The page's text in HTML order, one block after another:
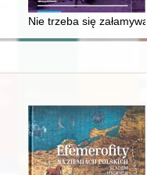
Nie trzeba się